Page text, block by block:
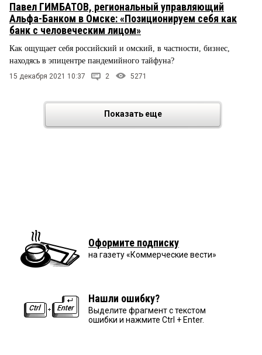
Павел ГИМБАТОВ, региональный управляющий
Альфа-Банком в Омске: «Позиционируем себя как
банк с человеческим лицом»
Как ощущает себя российский и омский, в частности, бизнес,
находясь в эпицентре пандемийного тайфуна?
15 декабря 2021 10:37 2 5271
Показать еще
Оформите подписку
на газету «Коммерческие вести»
Нашли ошибку?
Выделите фрагмент с текстом
ошибки и нажмите Ctrl + Enter.